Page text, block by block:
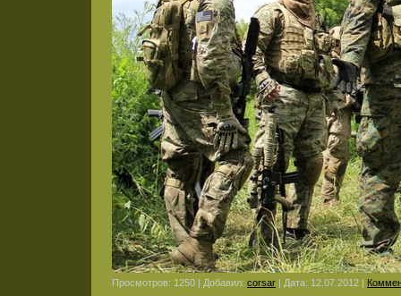
Просмотров: 1250 | Добавил: corsar | Дата: 12.07.2012 |